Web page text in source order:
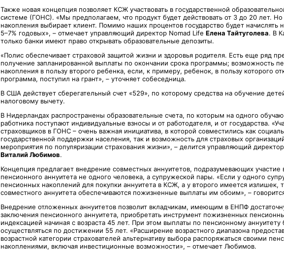
Также новая концепция позволяет КСЖ участвовать в государственной
системе (ГОНС). «Мы предполагаем, что продукт будет действовать от 3 до 20 лет.
накопления выбирает клиент. Помимо наших процентов государство будет начислять
5–7% годовых», – отмечает управляющий директор Nomad Life Елена Тайтуголева. В
только банки имеют право открывать образовательные депозиты.
«Полис обеспечивает страховой защитой жизни и здоровья родителя. Есть еще ряд
получение запланированной выплаты по окончании срока программы; возможность
накопления в пользу второго ребенка, если, к примеру, ребенок, в пользу которого
программа, поступил на грант», – уточняет собеседница.
В США действует сберегательный счет «529», по которому средства на обучение
налоговому вычету.
В Нидерландах распространены образовательные счета, по которым на одного
работника поступают индивидуальные взносы и от работодателя, и от государства.
страховщиков в ГОНС – очень важная инициатива, в которой совместились как
государственной поддержки населения, так и возможность для страховых
мероприятия по популяризации страхования жизни», – делится управляющий
Виталий Любимов.
Концепция предлагает внедрение совместных аннуитетов, подразумевающих участие
пенсионного аннуитета не одного человека, а супружеской пары. «Если у одного
пенсионных накоплений для покупки аннуитета в КСЖ, а у второго имеется излишек,
совместного аннуитета обеспечиваются пожизненные выплаты им обоим», –
Внедрение отложенных аннуитетов позволит вкладчикам, имеющим в ЕНПФ
заключения пенсионного аннуитета, приобретать инструмент пожизненных
индексацией начиная с возраста 45 лет. При этом выплаты по пенсионному аннуитету
осуществляться по достижении 55 лет. «Расширение возрастного диапазона
возрастной категории страхователей альтернативу выбора распоряжаться своими
накоплениями, включая инвестиционные возможности», – отмечает Любимов.